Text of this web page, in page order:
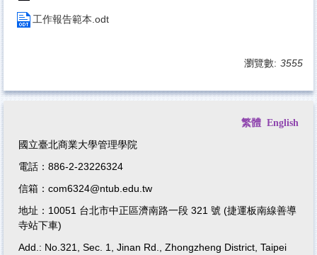
工作報告範本.odt
瀏覽數: 3555
繁體 English
國立臺北商業大學管理學院
電話：886-2-23226324
信箱：com6324@ntub.edu.tw
地址：10051 台北市中正區濟南路一段 321 號 (捷運板南線善導
寺站下車)
Add.: No.321, Sec. 1, Jinan Rd., Zhongzheng District, Taipei